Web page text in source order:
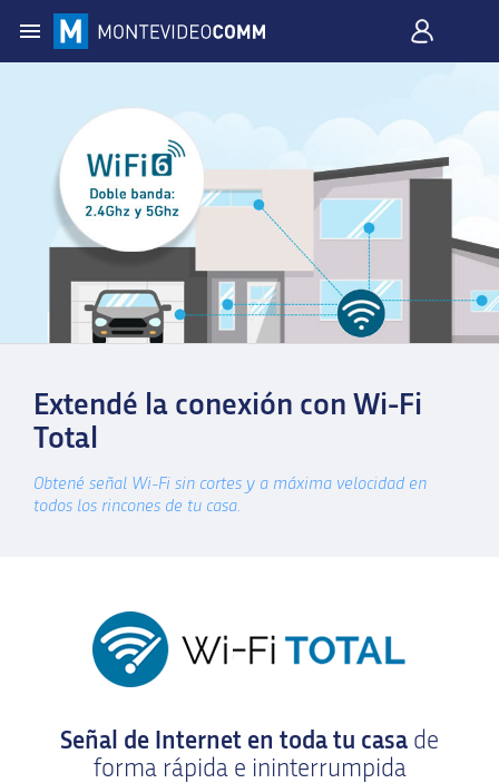
Extendé la conexión con Wi-Fi
Total
Obtené señal Wi-Fi sin cortes y a máxima velocidad en
todos los rincones de tu casa.
Señal de Internet en toda tu casa de
forma rápida e ininterrumpida